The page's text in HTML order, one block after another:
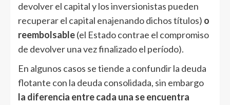
devolver el capital y los inversionistas pueden
recuperar el capital enajenando dichos títulos) o
reembolsable(el Estado contrae el compromiso
de devolver una vez finalizado el período).
En algunos casos se tiende a confundir la deuda
flotante con la deuda consolidada, sin embargo
la diferencia entre cada una se encuentra